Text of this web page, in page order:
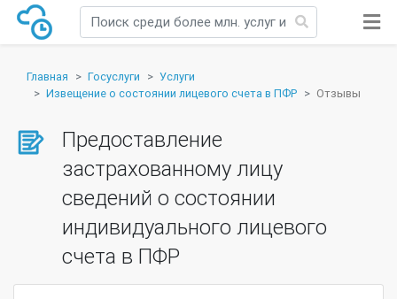
Главная Госуслуги
Услуги
Извещение о состоянии лицевого счета в ПФР
Отзывы
Предоставление
застрахованному лицу
сведений о состоянии
индивидуального лицевого
счета в ПФР